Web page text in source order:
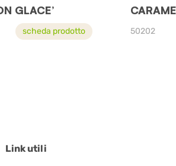
GLACE’
scheda prodotto 50202
Link utili